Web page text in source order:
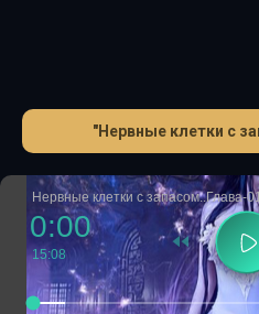
"Нервные клетки с
Нервные клетки с запасом..Глава-
0:00
15:08